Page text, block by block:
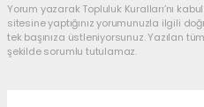
Yorum yazarak Topluluk Kuralları’nı
sitesine yaptığınız yorumunuzla ilgili
tek başınıza üstleniyorsunuz. Yazılan
şekilde sorumlu tutulamaz.